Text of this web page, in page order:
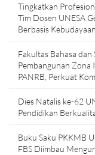
Tingkatkan
Tim Dosen UNESA
Berbasis
Fakultas Bahasa
Pembangunan
PANRB, Perkuat
Dies Natalis ke-62
Pendidikan
Buku Saku PKKMB
FBS Diimbau